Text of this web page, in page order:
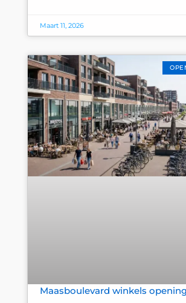
Maart 11, 2026
Maasboulevard winkels